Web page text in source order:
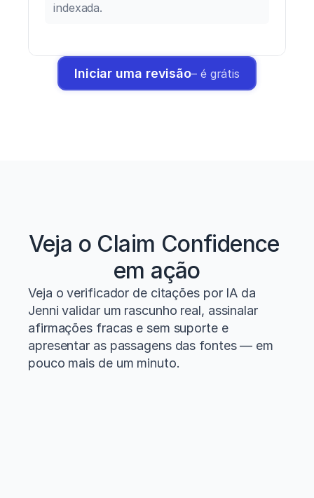
indexada.
Iniciar uma revisão– é grátis
Veja o Claim Confidence
em ação
Veja o verificador de citações por IA da
Jenni validar um rascunho real, assinalar
afirmações fracas e sem suporte e
apresentar as passagens das fontes — em
pouco mais de um minuto.